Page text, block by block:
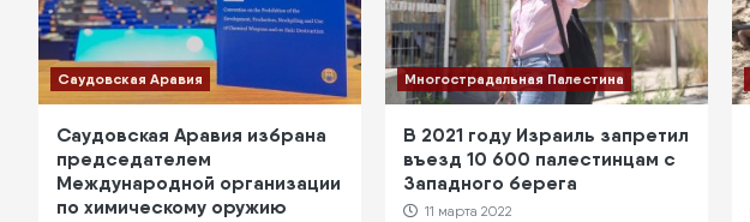
Саудовская Аравия
Саудовская Аравия избрана
председателем
Международной организации
по химическому оружию
Многострадальная Палестина
В 2021 году Израиль запретил
въезд 10 600 палестинцам с
Западного берега
11 марта 2022